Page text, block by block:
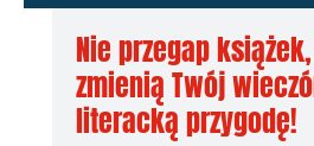
Nie przegap
zmienią Twój
literacką przygodę!